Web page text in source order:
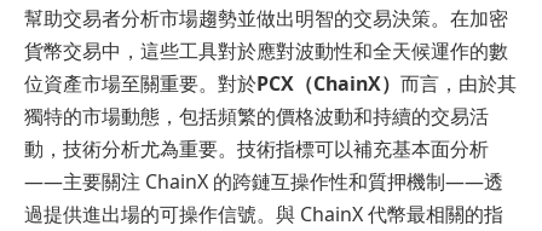
幫助交易者分析市場趨勢並做出明智的交易決策。在加密
貨幣交易中，這些工具對於應對波動性和全天候運作的數
位資產市場至關重要。對於PCX（ChainX） 而言，由於其
獨特的市場動態，包括頻繁的價格波動和持續的交易活
動，技術分析尤為重要。技術指標可以補充基本面分析
——主要關注 ChainX 的跨鏈互操作性和質押機制——透
過提供進出場的可操作信號。與 ChainX 代幣最相關的指